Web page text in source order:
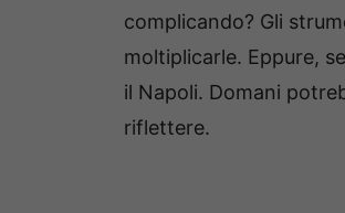
complicando? Gli
moltiplicarle. Eppure,
il Napoli. Domani
riflettere.